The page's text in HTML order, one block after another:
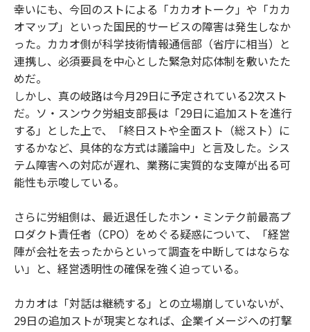
幸いにも、今回のストによる「カカオトーク」や「カカ
オマップ」といった国民的サービスの障害は発生しなか
った。カカオ側が科学技術情報通信部（省庁に相当）と
連携し、必須要員を中心とした緊急対応体制を敷いたた
めだ。
しかし、真の岐路は今月29日に予定されている2次スト
だ。ソ・スンウク労組支部長は「29日に追加ストを進行
する」とした上で、「終日ストや全面スト（総スト）に
するかなど、具体的な方式は議論中」と言及した。シス
テム障害への対応が遅れ、業務に実質的な支障が出る可
能性も示唆している。
さらに労組側は、最近退任したホン・ミンテク前最高プ
ロダクト責任者（CPO）をめぐる疑惑について、「経営
陣が会社を去ったからといって調査を中断してはならな
い」と、経営透明性の確保を強く迫っている。
カカオは「対話は継続する」との立場崩していないが、
29日の追加ストが現実となれば、企業イメージへの打撃